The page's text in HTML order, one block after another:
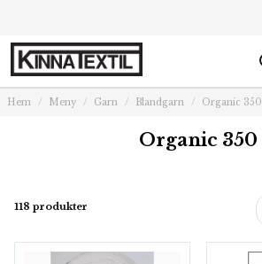
Hem Meny Garn Blandgarn Organic 350
Organic 350
118 produkter